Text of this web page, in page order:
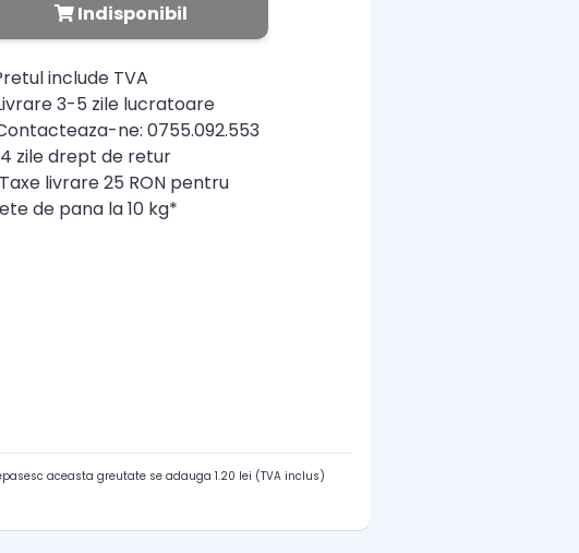
Indisponibil
include TVA
3-5 zile lucratoare
ne: 0755.092.553
zile drept de retur
Taxe livrare 25 RON pentru
de pana la 10 kg*
aceasta greutate se adauga 1.20 lei (TVA inclus)